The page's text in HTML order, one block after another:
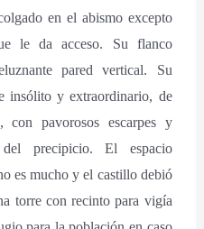
en el abismo excepto
le da acceso. Su flanco
pared vertical. Su
insólito y extraordinario, de
con pavorosos escarpes y
precipicio. El espacio
es mucho y el castillo debió
torre con recinto para vigía